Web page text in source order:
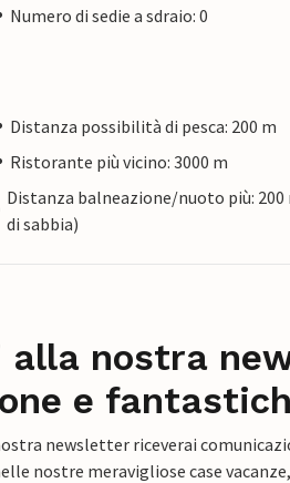
Numero di sedie a sdraio: 0
Distanza possibilità di pesca: 200 m
Ristorante più vicino: 3000 m
Distanza balneazione/nuoto più: 200
di sabbia)
nostra
e
newsletter riceverai
nostre meravigliose case